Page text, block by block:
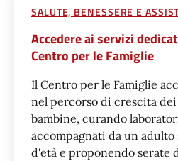
SALUTE, BENESSERE E
Accedere ai servizi
Centro per le Famiglie
Il Centro per le Famiglie
nel percorso di crescita
bambine, curando
accompagnati da un
d'età e proponendo serate